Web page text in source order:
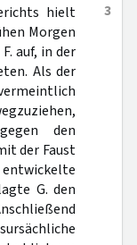
3
hielt
Morgen
auf, in der
Als der
den
der Faust
G. den